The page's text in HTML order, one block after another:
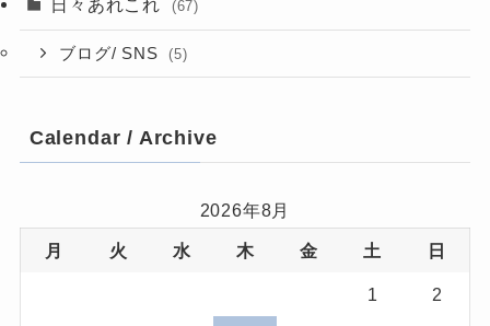
日々あれこれ (67)
ブログ/ SNS (5)
Calendar / Archive
2026年8月
月 火 水 木 金 土 日
1 2